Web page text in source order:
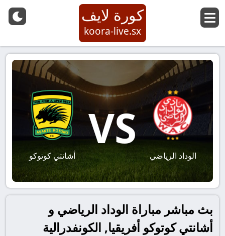
كورة لايف
koora-live.sx
الوداد الرياضي
VS
أشانتي كوتوكو
بث مباشر مباراة الوداد الرياضي و
أشانتي كوتوكو أفريقيا, الكونفدرالية